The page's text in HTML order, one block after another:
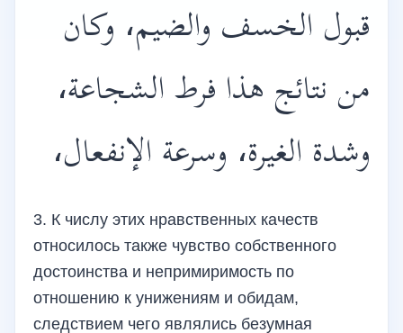
قبول الخسف والضيم، وكان
من نتائج هذا فرط الشجاعة،
وشدة الغيرة، وسرعة الإنفعال،
3. К числу этих нравственных качеств
относилось также чувство собственного
достоинства и непримиримость по
отношению к унижениям и обидам,
следствием чего являлись безумная